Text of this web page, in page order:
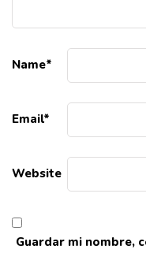
Name*
Email*
Website
Guardar mi nombre,